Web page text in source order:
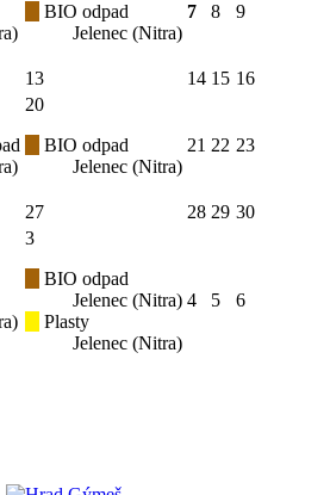
BIO odpad
Jelenec (Nitra)
7 8 9
13 14 15 16
20
BIO odpad
Jelenec (Nitra)
21 22 23
27 28 29 30
3
BIO odpad
Jelenec (Nitra)
Plasty
Jelenec (Nitra)
4 5 6